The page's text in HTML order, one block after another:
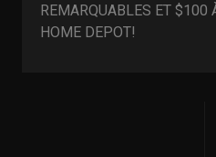
REMARQUABLES ET $100
HOME DEPOT!